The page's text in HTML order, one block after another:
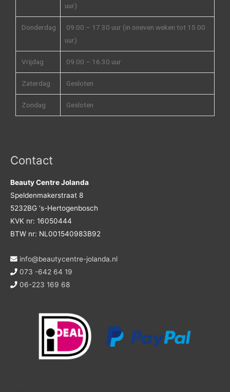
uur)
Donderdag
09.00 – 17.30 uur (in oneven weken tot 15.00
uur)
Vrijdag 09.00 – 16.30 uur
Zaterdag Gesloten
Zondag Gesloten
Contact
Beauty Centre Jolanda
Speldenmakerstraat 8
5232BG ‘s-Hertogenbosch
KVK nr: 16050444
BTW nr: NL001540983B92
info@beautycentre-jolanda.nl
073 -642 64 19
06-223 169 68